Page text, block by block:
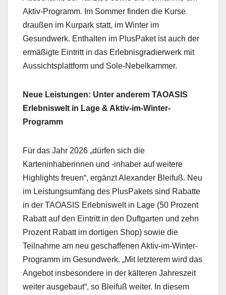
Aktiv-Programm. Im Sommer finden die Kurse
draußen im Kurpark statt, im Winter im
Gesundwerk. Enthalten im PlusPaket ist auch der
ermäßigte Eintritt in das Erlebnisgradierwerk mit
Aussichtsplattform und Sole-Nebelkammer.
Neue Leistungen: Unter anderem TAOASIS
Erlebniswelt in Lage & Aktiv-im-Winter-
Programm
Für das Jahr 2026 „dürfen sich die
Karteninhaberinnen und -inhaber auf weitere
Highlights freuen“, ergänzt Alexander Bleifuß. Neu
im Leistungsumfang des PlusPakets sind Rabatte
in der TAOASIS Erlebniswelt in Lage (50 Prozent
Rabatt auf den Eintritt in den Duftgarten und zehn
Prozent Rabatt im dortigen Shop) sowie die
Teilnahme am neu geschaffenen Aktiv-im-Winter-
Programm im Gesundwerk. „Mit letzterem wird das
Angebot insbesondere in der kälteren Jahreszeit
weiter ausgebaut“, so Bleifuß weiter. In diesem